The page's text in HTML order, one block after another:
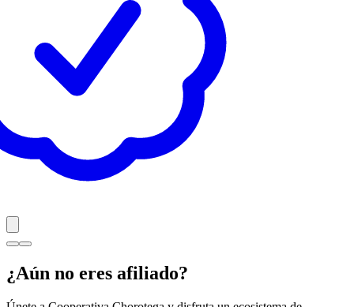
¿Aún no eres afiliado?